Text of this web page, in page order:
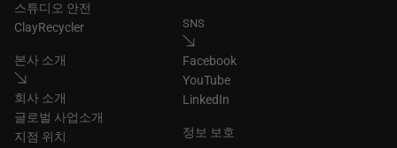
스튜디오 안전
ClayRecycler
본사 소개
회사 소개
글로벌 사업소개
지점 위치
SNS
Facebook
YouTube
LinkedIn
정보 보호